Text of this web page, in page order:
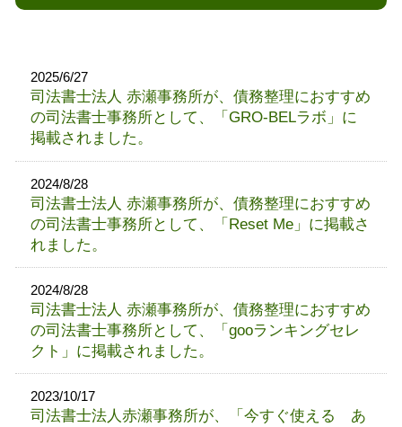
2025/6/27
司法書士法人 赤瀬事務所が、債務整理におすすめ
の司法書士事務所として、「GRO-BELラボ」に
掲載されました。
2024/8/28
司法書士法人 赤瀬事務所が、債務整理におすすめ
の司法書士事務所として、「Reset Me」に掲載さ
れました。
2024/8/28
司法書士法人 赤瀬事務所が、債務整理におすすめ
の司法書士事務所として、「gooランキングセレ
クト」に掲載されました。
2023/10/17
司法書士法人赤瀬事務所が、「今すぐ使える あ